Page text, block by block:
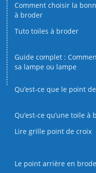
Comment choisir la
à broder
Tuto toiles à broder
Guide complet :
sa lampe ou lampe
Qu’est-ce que le point
Qu’est‑ce qu’une toile à
Lire grille point de croix
Le point arrière en